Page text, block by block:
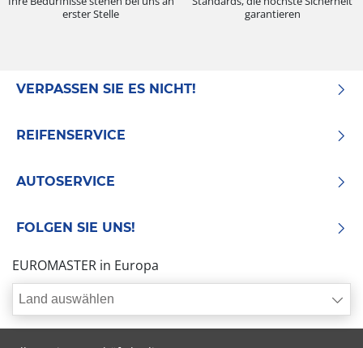
erster Stelle
garantieren
VERPASSEN SIE ES NICHT!
REIFENSERVICE
AUTOSERVICE
FOLGEN SIE UNS!
EUROMASTER in Europa
Land auswählen